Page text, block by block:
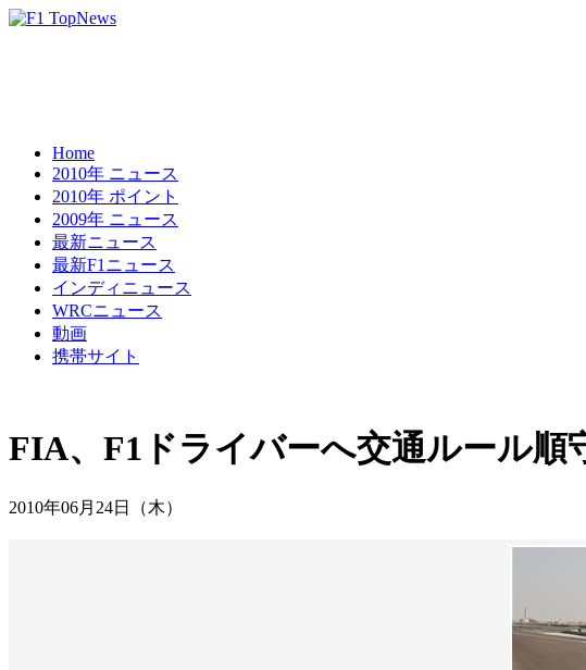
Home
2010年 ニュース
2010年 ポイント
2009年 ニュース
最新ニュース
最新F1ニュース
インディニュース
WRCニュース
動画
携帯サイト
FIA、F1ドライバーへ交通ルール順
2010年06月24日（木）